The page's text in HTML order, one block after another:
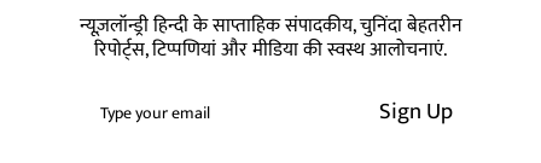
न्यूज़लॉन्ड्री हिन्दी के साप्ताहिक संपादकीय, चुनिंदा बेहतरीन
रिपोर्ट्स, टिप्पणियां और मीडिया की स्वस्थ आलोचनाएं.
Sign Up